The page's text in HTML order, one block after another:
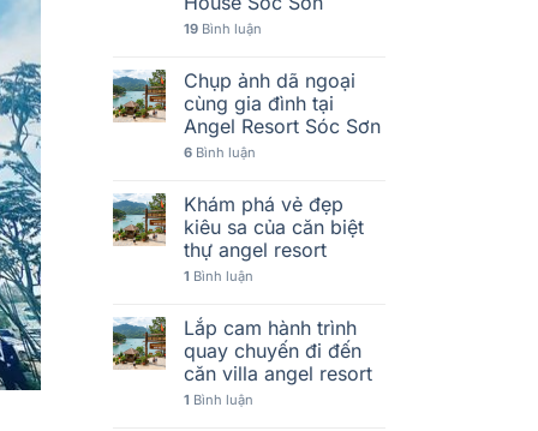
19Bình luận
Chụp ảnh dã ngoại
cùng gia đình tại
Angel Resort Sóc Sơn
6Bình luận
Khám phá vẻ đẹp
kiêu sa của căn biệt
thự angel resort
1 Bình luận
Lắp cam hành trình
quay chuyến đi đến
căn villa angel resort
1 Bình luận